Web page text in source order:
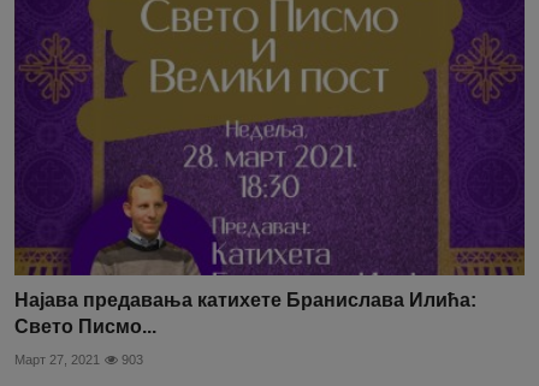
Најава предавања катихете Бранислава Илића:
Свето Писмо...
Март 27, 2021 903